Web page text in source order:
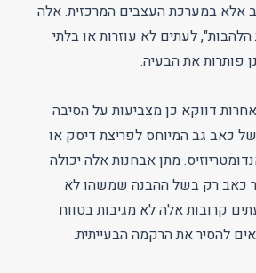
אלא במערכת העצבים המרכזית. אלה
לעתים לא עוזרות או בלתי
פותרות את הבעיה.
דווקא כן מצביעות על הסיבה
כאב גב המיוחס לפריצת דיסק או
מתן אבחנות אלה יכולה
כאב רק בשל ההבנה שמשהו לא
קרובות אלה לא מגיבות בטווח
להסיר את הרקמה הבעייתית.